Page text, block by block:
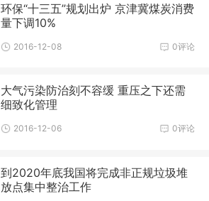
环保“十三五”规划出炉 京津冀煤炭消费
量下调10%
0评论
2016-12-08
大气污染防治刻不容缓 重压之下还需
细致化管理
0评论
2016-12-06
到2020年底我国将完成非正规垃圾堆
放点集中整治工作